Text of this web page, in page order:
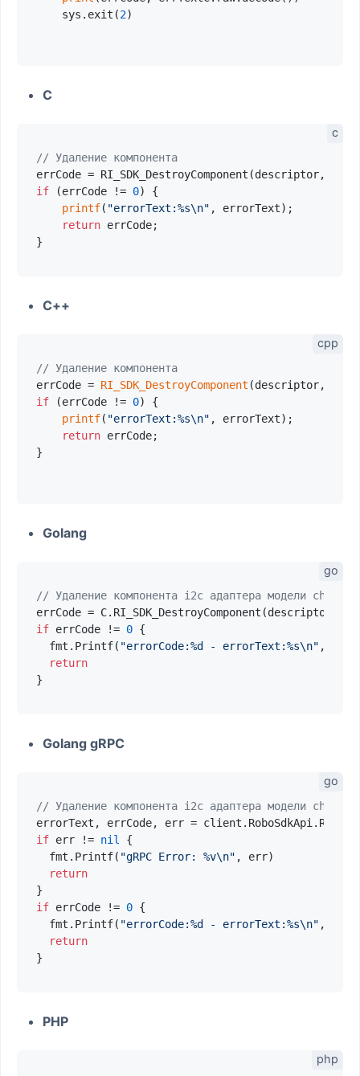
    sys.exit(
2)
C
// Удаление компонента
if (errCode != 0) {
printf( "errorText:%s\n" , errorText);
return errCode;
C++
// Удаление компонента
errCode = RI_SDK_DestroyComponent
if (errCode != 0) {
printf( "errorText:%s\n" , errorText);
return errCode;
}
Golang
// Удаление компонента i2c адаптера модели ch341
errCode = C.RI_SDK_DestroyComponent(descriptor,
if errCode != 0 {
  fmt.Printf(
"errorCode:%d - errorText:%s\n" ,
return
Golang gRPC
// Удаление компонента i2c адаптера модели ch341
if err != nil
{
  fmt.Printf(
"gRPC Error: %v\n" , err)
return
if errCode != 0 {
  fmt.Printf(
"errorCode:%d - errorText:%s\n" ,
return
PHP